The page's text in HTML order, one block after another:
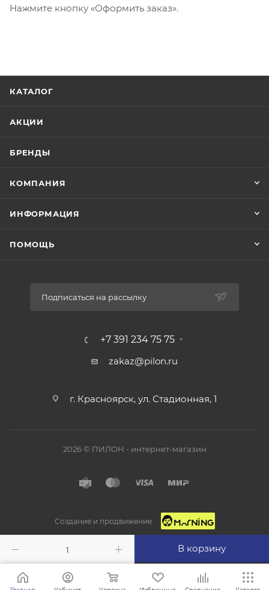
В корзину
Нажмите кнопку «Оформить заказ».
КАТАЛОГ
АКЦИИ
БРЕНДЫ
КОМПАНИЯ
ИНФОРМАЦИЯ
ПОМОЩЬ
Подписаться на рассылку
+7 391 234 75 75
zakaz@pilon.ru
г. Красноярск, ул. Стадионная, 1
2026 © ПИЛОН - интернет-магазин
Создание и продвижение